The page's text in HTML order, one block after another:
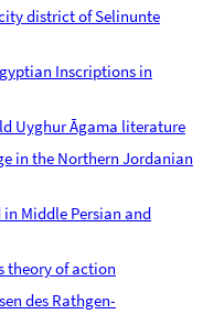
district of Selinunte
Inscriptions in
Uyghur Āgama literature
in the Northern Jordanian
Middle Persian and
theory of action
des Rathgen-